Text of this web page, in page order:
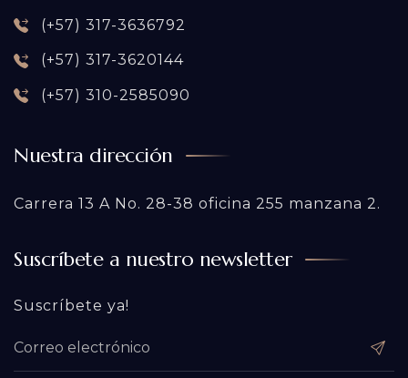
(+57) 317-3636792
(+57) 317-3620144
(+57) 310-2585090
Nuestra dirección
Carrera 13 A No. 28-38 oficina 255 manzana 2.
Suscríbete a nuestro newsletter
Suscríbete ya!